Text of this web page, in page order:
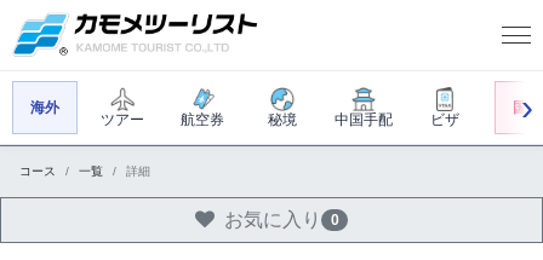
海外
ツアー 航空券 秘境 中国手配 ビザ
国内
コース 一覧 詳細
お気に入り 0